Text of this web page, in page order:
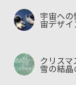
宇宙への
宙デザ
クリス
雪の結